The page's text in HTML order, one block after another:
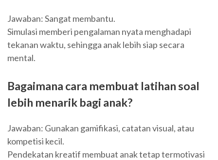
Jawaban: Sangat membantu.
Simulasi memberi pengalaman nyata menghadapi
tekanan waktu, sehingga anak lebih siap secara
mental.
Bagaimana cara membuat latihan soal
lebih menarik bagi anak?
Jawaban: Gunakan gamifikasi, catatan visual, atau
kompetisi kecil.
Pendekatan kreatif membuat anak tetap termotivasi